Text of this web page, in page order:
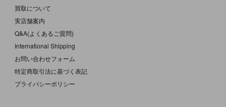
買取について
実店舗案内
Q&A(よくあるご質問)
International Shipping
お問い合わせフォーム
特定商取引法に基づく表記
プライバシーポリシー